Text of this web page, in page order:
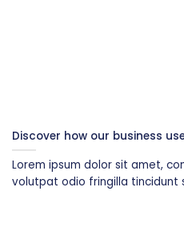
Discover how our business
Lorem ipsum dolor sit amet,
volutpat odio fringilla tincidunt